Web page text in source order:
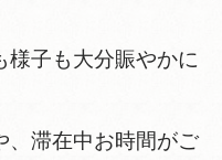
子も大分賑やかに
、滞在中お時間がご